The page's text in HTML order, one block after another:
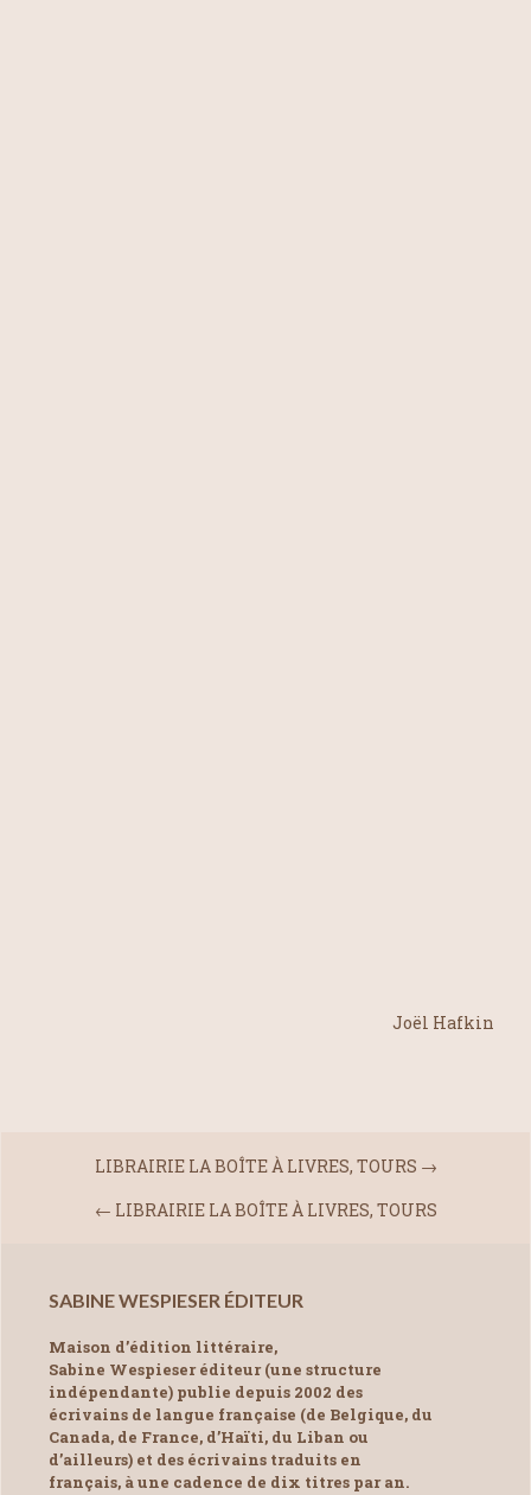
Joël Hafkin
LIBRAIRIE LA BOÎTE À LIVRES, TOURS →
← LIBRAIRIE LA BOÎTE À LIVRES, TOURS
SABINE WESPIESER ÉDITEUR
Maison d’édition littéraire,
Sabine Wespieser éditeur (une structure
indépendante) publie depuis 2002 des
écrivains de langue française (de Belgique, du
Canada, de France, d’Haïti, du Liban ou
d’ailleurs) et des écrivains traduits en
français, à une cadence de dix titres par an.